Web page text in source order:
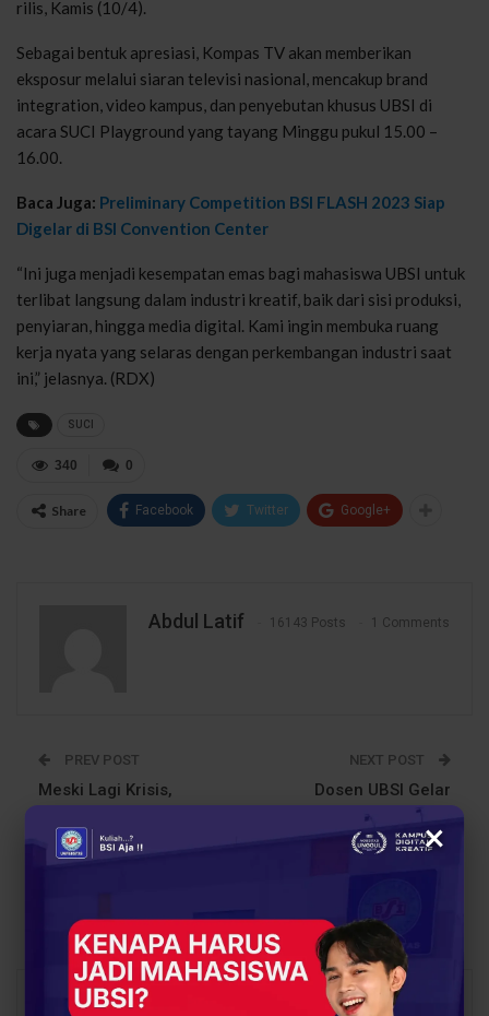
rilis, Kamis (10/4).
Sebagai bentuk apresiasi, Kompas TV akan memberikan
eksposur melalui siaran televisi nasional, mencakup brand
integration, video kampus, dan penyebutan khusus UBSI di
acara SUCI Playground yang tayang Minggu pukul 15.00 –
16.00.
Baca Juga: Preliminary Competition BSI FLASH 2023 Siap
Digelar di BSI Convention Center
“Ini juga menjadi kesempatan emas bagi mahasiswa UBSI untuk
terlibat langsung dalam industri kreatif, baik dari sisi produksi,
penyiaran, hingga media digital. Kami ingin membuka ruang
kerja nyata yang selaras dengan perkembangan industri saat
ini,” jelasnya. (RDX)
SUCI
0
340
Share Facebook Twitter Google+
Abdul Latif 16143 Posts 1 Comments
PREV POST
Meski Lagi Krisis,
Kampus Tasikmalaya
Nggak Kehabisan Ide
NEXT POST
Dosen UBSI Gelar
Pelatihan Internet Sehat
bagi Anak-Anak Tahfidz
Quran Yayasan
You Might Also Like
×